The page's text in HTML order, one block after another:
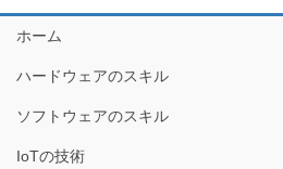
ホーム
ハードウェアのスキル
ソフトウェアのスキル
IoTの技術